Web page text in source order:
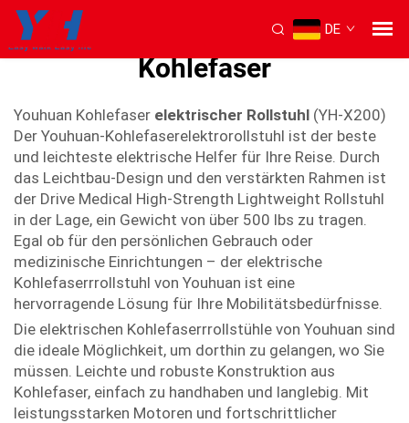
DE
elektrischer Rollstuhl aus
Kohlefaser
Youhuan Kohlefaser elektrischer Rollstuhl (YH-X200)
Der Youhuan-Kohlefaserelektrorollstuhl ist der beste
und leichteste elektrische Helfer für Ihre Reise. Durch
das Leichtbau-Design und den verstärkten Rahmen ist
der Drive Medical High-Strength Lightweight Rollstuhl
in der Lage, ein Gewicht von über 500 lbs zu tragen.
Egal ob für den persönlichen Gebrauch oder
medizinische Einrichtungen – der elektrische
Kohlefaserrrollstuhl von Youhuan ist eine
hervorragende Lösung für Ihre Mobilitätsbedürfnisse.
Die elektrischen Kohlefaserrrollstühle von Youhuan sind
die ideale Möglichkeit, um dorthin zu gelangen, wo Sie
müssen. Leichte und robuste Konstruktion aus
Kohlefaser, einfach zu handhaben und langlebig. Mit
leistungsstarken Motoren und fortschrittlicher